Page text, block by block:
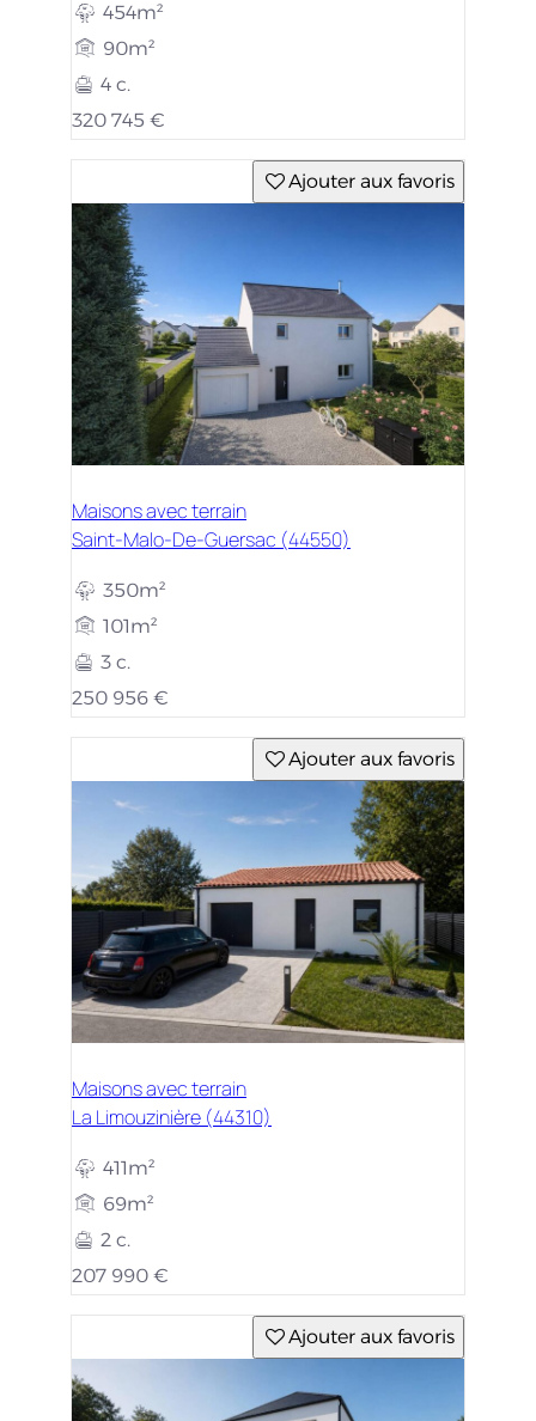
454m²
90m²
4 c.
320 745 €
Ajouter aux favoris
Maisons avec terrain
Saint-Malo-De-Guersac (44550)
350m²
101m²
3 c.
250 956 €
Ajouter aux favoris
Maisons avec terrain
La Limouzinière (44310)
411m²
69m²
2 c.
207 990 €
Ajouter aux favoris